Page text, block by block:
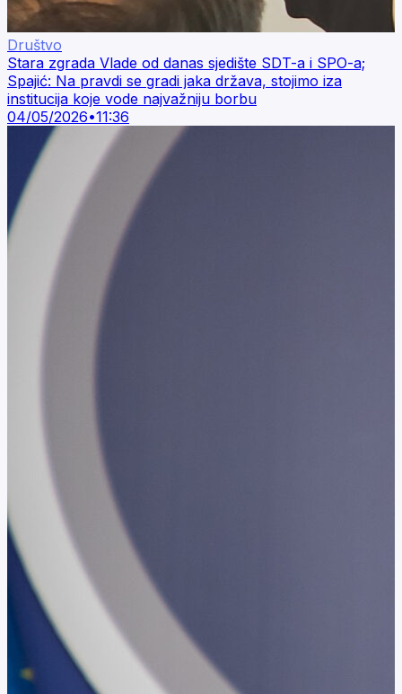
Društvo
Stara zgrada Vlade od danas sjedište SDT-a i SPO-a;
Spajić: Na pravdi se gradi jaka država, stojimo iza
institucija koje vode najvažniju borbu
04/05/2026•11:36